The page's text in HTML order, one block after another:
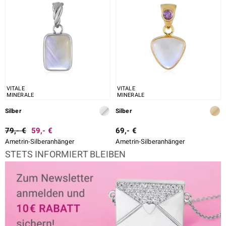
VITALE
MINERALE
Silber
79,- € 59,- €
Ametrin-Silberanhänger
VITALE
MINERALE
Silber
69,- €
Ametrin-Silberanhänger
STETS INFORMIERT BLEIBEN